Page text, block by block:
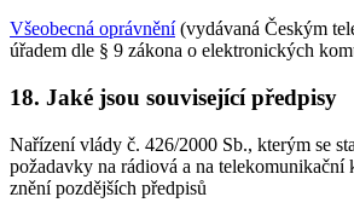
Všeobecná oprávnění(vydávaná Českým
úřadem dle § 9 zákona o elektronických
18. Jaké jsou související předpisy
Nařízení vlády č. 426/2000 Sb., kterým se
požadavky na rádiová a na telekomunikační
znění pozdějších předpisů